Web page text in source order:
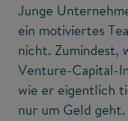
Junge
ein motiviertes
nicht. Zumindest,
Venture-Capital-
wie er eigentlich
nur um Geld geht.